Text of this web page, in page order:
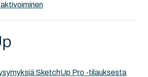
SketchUp Pro -tilauksesta